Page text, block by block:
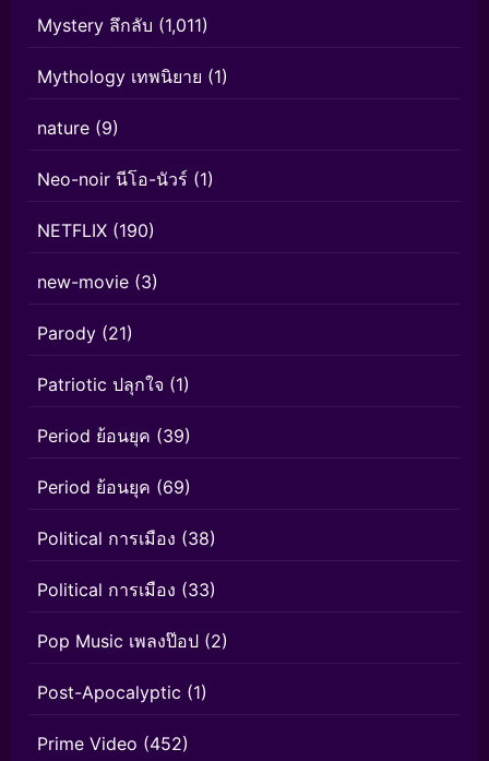
Mystery ลึกลับ (1,011)
Mythology เทพนิยาย (1)
nature (9)
Neo-noir นีโอ-นัวร์ (1)
NETFLIX (190)
new-movie (3)
Parody (21)
Patriotic ปลุกใจ (1)
Period ย้อนยุค (39)
Period ย้อนยุค (69)
Political การเมือง (38)
Political การเมือง (33)
Pop Music เพลงป๊อป (2)
Post-Apocalyptic (1)
Prime Video (452)